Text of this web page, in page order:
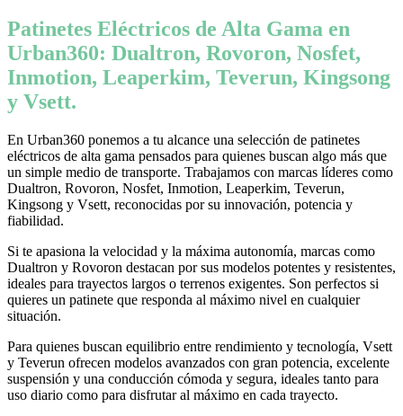
Patinetes Eléctricos de Alta Gama en
Urban360: Dualtron, Rovoron, Nosfet,
Inmotion, Leaperkim, Teverun, Kingsong
y Vsett.
En Urban360 ponemos a tu alcance una selección de patinetes
eléctricos de alta gama pensados para quienes buscan algo más que
un simple medio de transporte. Trabajamos con marcas líderes como
Dualtron, Rovoron, Nosfet, Inmotion, Leaperkim, Teverun,
Kingsong y Vsett, reconocidas por su innovación, potencia y
fiabilidad.
Si te apasiona la velocidad y la máxima autonomía, marcas como
Dualtron y Rovoron destacan por sus modelos potentes y resistentes,
ideales para trayectos largos o terrenos exigentes. Son perfectos si
quieres un patinete que responda al máximo nivel en cualquier
situación.
Para quienes buscan equilibrio entre rendimiento y tecnología, Vsett
y Teverun ofrecen modelos avanzados con gran potencia, excelente
suspensión y una conducción cómoda y segura, ideales tanto para
uso diario como para disfrutar al máximo en cada trayecto.